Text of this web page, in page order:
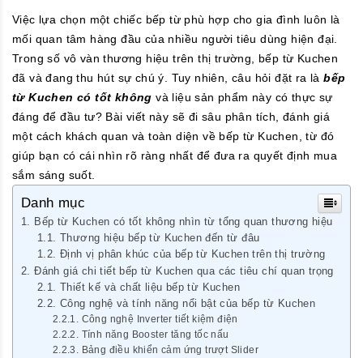
Việc lựa chọn một chiếc bếp từ phù hợp cho gia đình luôn là
mối quan tâm hàng đầu của nhiều người tiêu dùng hiện đại.
Trong số vô vàn thương hiệu trên thị trường, bếp từ Kuchen
đã và đang thu hút sự chú ý. Tuy nhiên, câu hỏi đặt ra làbếp
từ Kuchen có tốt không và liệu sản phẩm này có thực sự
đáng để đầu tư? Bài viết này sẽ đi sâu phân tích, đánh giá
một cách khách quan và toàn diện về bếp từ Kuchen, từ đó
giúp bạn có cái nhìn rõ ràng nhất để đưa ra quyết định mua
sắm sáng suốt.
Danh mục
Bếp từ Kuchen có tốt không nhìn từ tổng quan thương hiệu
Thương hiệu bếp từ Kuchen đến từ đâu
Định vị phân khúc của bếp từ Kuchen trên thị trường
Đánh giá chi tiết bếp từ Kuchen qua các tiêu chí quan trọng
Thiết kế và chất liệu bếp từ Kuchen
Công nghệ và tính năng nổi bật của bếp từ Kuchen
Công nghệ Inverter tiết kiệm điện
Tính năng Booster tăng tốc nấu
Bảng điều khiển cảm ứng trượt Slider